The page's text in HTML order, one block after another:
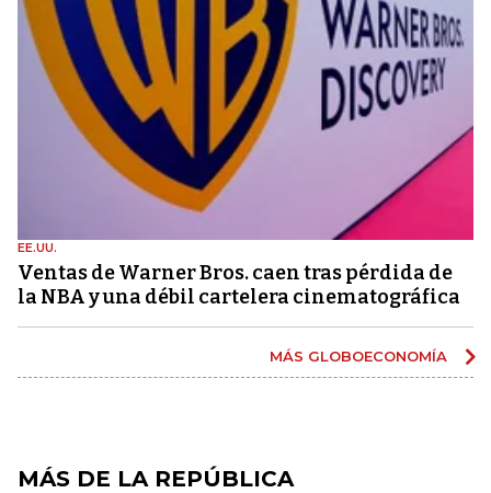
EE.UU.
Ventas de Warner Bros. caen tras pérdida de
la NBA y una débil cartelera cinematográfica
MÁS GLOBOECONOMÍA
MÁS DE LA REPÚBLICA